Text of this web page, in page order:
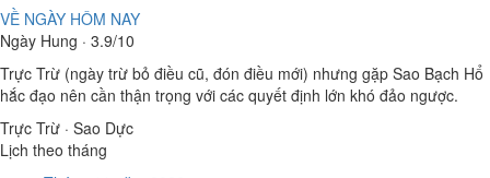
VỀ NGÀY HÔM NAY
Ngày Hung · 3.9/10
Trực Trừ (ngày trừ bỏ điều cũ, đón điều mới) nhưng gặp Sao Bạch Hổ
hắc đạo nên cần thận trọng với các quyết định lớn khó đảo ngược.
Trực Trừ · Sao Dực
Lịch theo tháng